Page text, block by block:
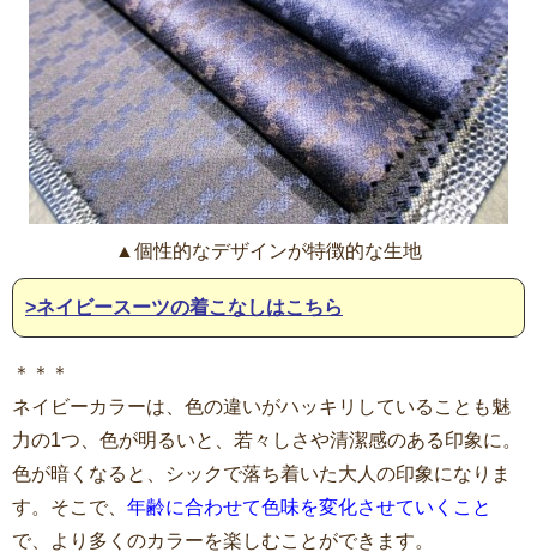
▲個性的なデザインが特徴的な生地
>ネイビースーツの着こなしはこちら
＊＊＊
ネイビーカラーは、色の違いがハッキリしていることも魅
力の1つ、色が明るいと、若々しさや清潔感のある印象に。
色が暗くなると、シックで落ち着いた大人の印象になりま
す。そこで、 年齢に合わせて色味を変化させていくこと
で、より多くのカラーを楽しむことができます。